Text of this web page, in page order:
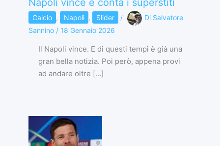
Napoli vince e conta i superstiti
Calcio , Napoli , Slider / Di Salvatore
Sannino / 18 Gennaio 2026
Il Napoli vince. E di questi tempi è già una
gran bella notizia. Poi però, appena provi
ad andare oltre […]